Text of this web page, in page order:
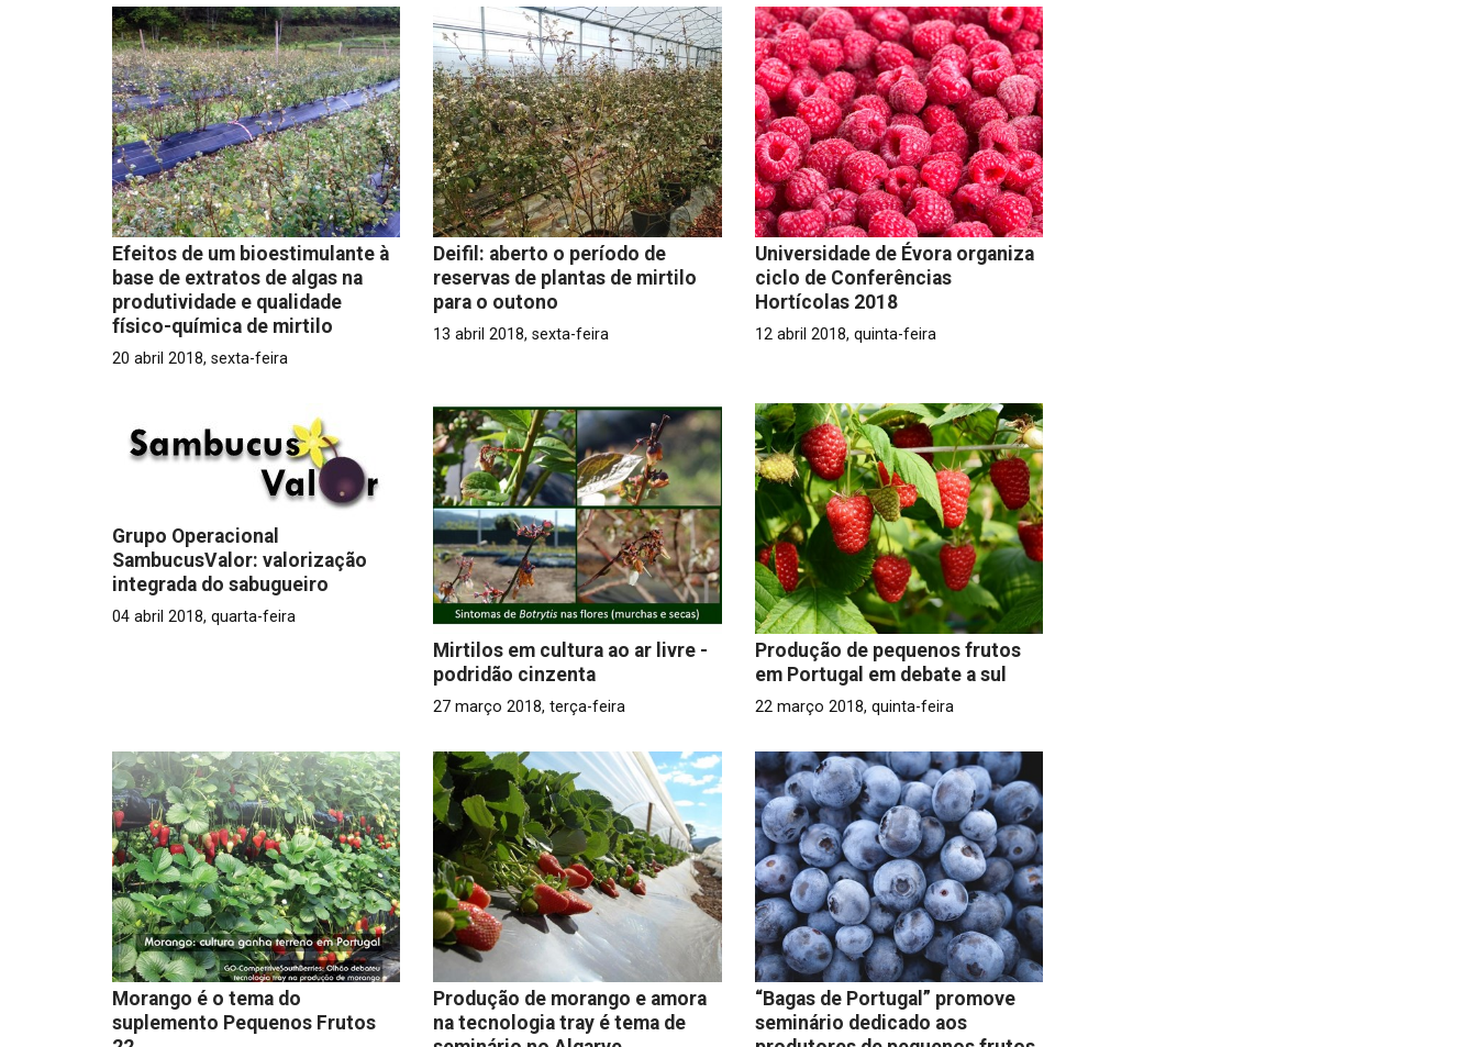
Efeitos de um bioestimulante à
base de extratos de algas na
produtividade e qualidade
físico-química de mirtilo
20 abril 2018, sexta-feira
Deifil: aberto o período de
reservas de plantas de mirtilo
para o outono
13 abril 2018, sexta-feira
Universidade de Évora organiza
ciclo de Conferências
Hortícolas 2018
12 abril 2018, quinta-feira
Grupo Operacional
SambucusValor: valorização
integrada do sabugueiro
04 abril 2018, quarta-feira
Mirtilos em cultura ao ar livre -
podridão cinzenta
27 março 2018, terça-feira
Produção de pequenos frutos
em Portugal em debate a sul
22 março 2018, quinta-feira
Morango é o tema do
suplemento Pequenos Frutos
Produção de morango e amora
na tecnologia tray é tema de
“Bagas de Portugal” promove
seminário dedicado aos